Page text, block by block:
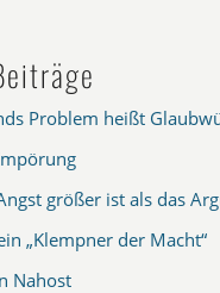
Problem heißt
größer ist als das
„Klempner der Macht“
Nahost